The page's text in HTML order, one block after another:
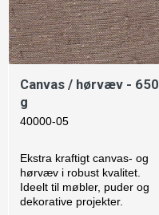
Canvas / hørvæv - 650
g
40000-05
Ekstra kraftigt canvas- og
hørvæv i robust kvalitet.
Ideelt til møbler, puder og
dekorative projekter.